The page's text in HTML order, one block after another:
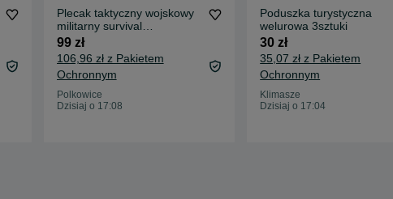
Plecak taktyczny wojskowy
militarny survival
turystyczny trekkingowy
99 zł
106,96 zł z Pakietem
Ochronnym
Polkowice
Dzisiaj o 17:08
Poduszka turystyczna
welurowa 3sztuki
30 zł
35,07 zł z Pakietem
Ochronnym
Klimasze
Dzisiaj o 17:04